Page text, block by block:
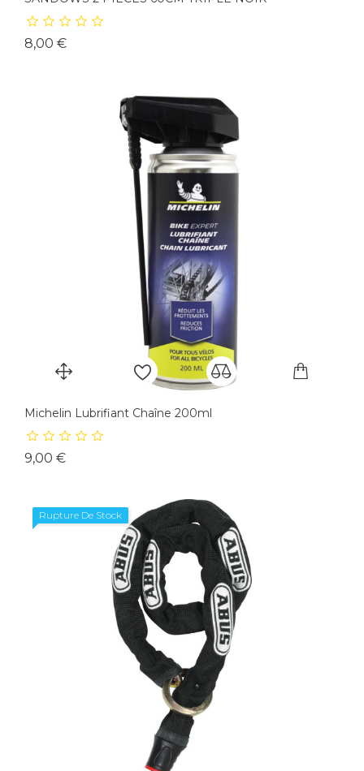
8,00 €Prix
Michelin Lubrifiant Chaîne 200ml
9,00 €Prix
Rupture De Stock